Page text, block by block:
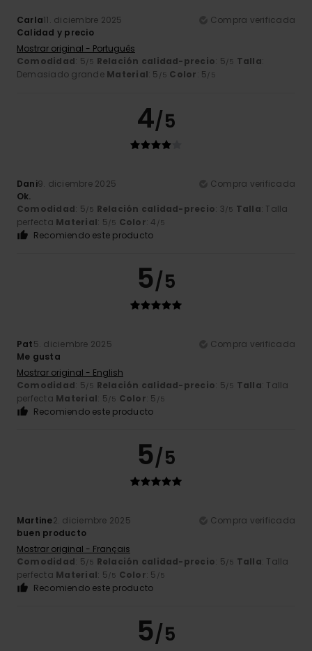
Carla11. diciembre 2025
Compra verificada
Calidad y precio
Mostrar original - Português
Comodidad: 5/5 Relación calidad-precio: 5/5 Talla:
Demasiado grande Material: 5 /5 Color: 5/5
4/5
Dani9. diciembre 2025
Compra verificada
Ok.
Comodidad: 5/5 Relación calidad-precio: 3/5 Talla: Talla
perfecta Material: 5/5 Color: 4 /5
Recomiendo este producto
5/5
Pat5. diciembre 2025
Compra verificada
Me gusta
Mostrar original - English
Comodidad: 5/5 Relación calidad-precio: 5/5 Talla: Talla
perfecta Material: 5/5 Color: 5 /5
Recomiendo este producto
5/5
Martine2. diciembre 2025
Compra verificada
buen producto
Mostrar original - Français
Comodidad: 5/5 Relación calidad-precio: 5/5 Talla: Talla
perfecta Material: 5/5 Color: 5 /5
Recomiendo este producto
5/5